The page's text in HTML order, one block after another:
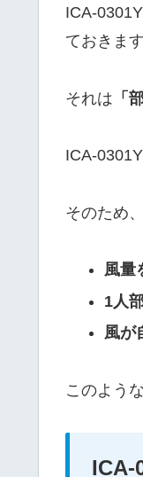
ICA-
ておきます
それは 「
ICA-
そのため
風量
1人
風が
このよう
ICA-